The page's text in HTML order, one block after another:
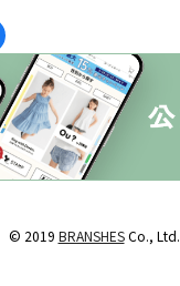
© 2019 BRANSHESCo., Ltd.